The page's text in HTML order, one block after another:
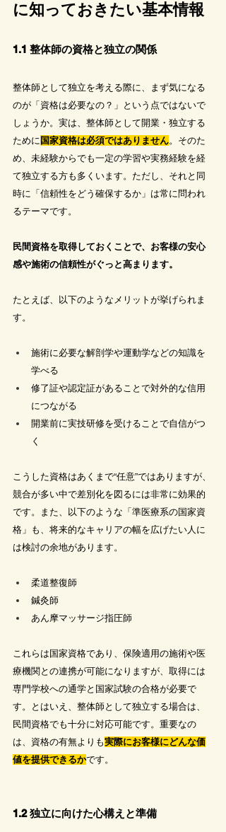
に知っておきたい基本情報
1.1 整体師の資格と独立の関係
整体師として独立を考える際に、まず気になる
のが「資格は必要なの？」という点ではないで
しょうか。実は、整体師として開業・独立する
ために 国家資格は必須ではありません。 そのた
め、未経験からでも一定の学習や実務経験を経
て独立する方も多くいます。ただし、それと同
時に「信頼性をどう確保するか」は常に問われ
るテーマです。
民間資格を取得しておくことで、お客様の安心
感や施術の信頼性がぐっと高まります。
たとえば、以下のようなメリットが挙げられま
す。
施術に必要な解剖学や運動学などの知識を
学べる
修了証や認定証があることで対外的な信用
につながる
開業前に実技研修を受けることで自信がつ
く
こうした資格はあくまで“任意”ではありますが、
競合が多い中で差別化を図るには非常に効果的
です。また、以下のような「準医療系の国家資
格」も、将来的なキャリアの幅を広げたい人に
は検討の余地があります。
柔道整復師
鍼灸師
あん摩マッサージ指圧師
これらは国家資格であり、保険適用の施術や医
療機関との連携が可能になりますが、取得には
専門学校への通学と国家試験の合格が必要で
す。とはいえ、整体師として独立する場合は、
民間資格でも十分に対応可能です。重要なの
は、資格の有無よりも実際にお客様にどんな価
値を提供できるかです。
1.2 独立に向けた心構えと準備